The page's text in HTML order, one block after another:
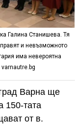
Галина Станишева. Тя
и невъзможното
има невероятна
Варна ще
150-тата
от в.